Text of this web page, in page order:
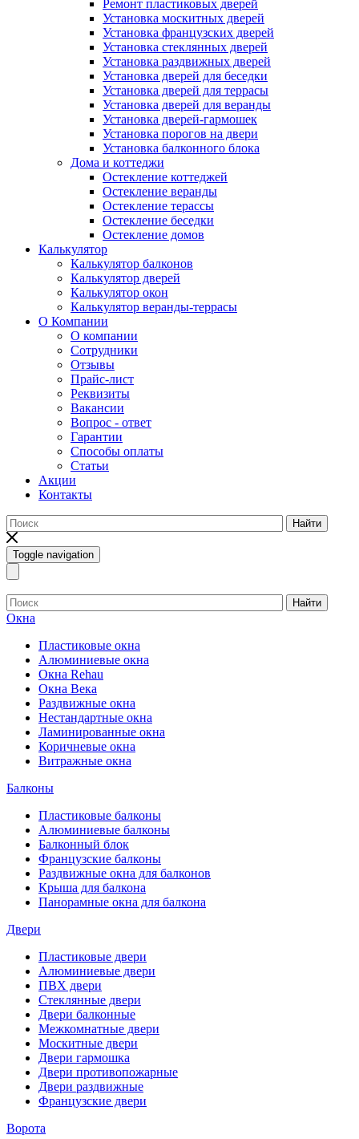
Ремонт пластиковых дверей
Установка москитных дверей
Установка французских дверей
Установка стеклянных дверей
Установка раздвижных дверей
Установка дверей для беседки
Установка дверей для террасы
Установка дверей для веранды
Установка дверей-гармошек
Установка порогов на двери
Установка балконного блока
Дома и коттеджи
Остекление коттеджей
Остекление веранды
Остекление терассы
Остекление беседки
Остекление домов
Калькулятор
Калькулятор балконов
Калькулятор дверей
Калькулятор окон
Калькулятор веранды-террасы
О Компании
О компании
Сотрудники
Отзывы
Прайс-лист
Реквизиты
Вакансии
Вопрос - ответ
Гарантии
Способы оплаты
Статьи
Акции
Контакты
Найти
Toggle navigation
Найти
Окна
Пластиковые окна
Алюминиевые окна
Окна Rehau
Окна Века
Раздвижные окна
Нестандартные окна
Ламинированные окна
Коричневые окна
Витражные окна
Балконы
Пластиковые балконы
Алюминиевые балконы
Балконный блок
Французские балконы
Раздвижные окна для балконов
Крыша для балкона
Панорамные окна для балкона
Двери
Пластиковые двери
Алюминиевые двери
ПВХ двери
Стеклянные двери
Двери балконные
Межкомнатные двери
Москитные двери
Двери гармошка
Двери противопожарные
Двери раздвижные
Французские двери
Ворота